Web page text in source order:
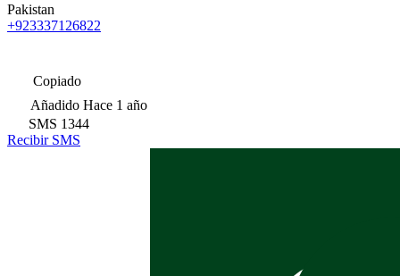
Pakistan
+923337126822
Copiado
Añadido Hace 1 año
SMS 1344
Recibir SMS